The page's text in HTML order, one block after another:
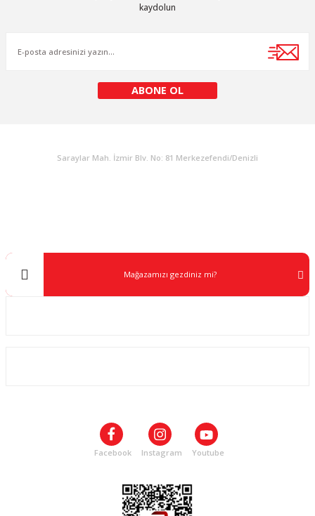
kaydolun
ABONE OL
Saraylar Mah. İzmir Blv. No: 81 Merkezefendi/Denizli
Mağazamızı gezdiniz mi?
Facebook Instagram Youtube